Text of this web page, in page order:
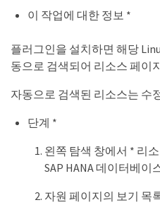
이 작업에 대한 정보 *
플러그인을 설치하면 해당
동으로 검색되어 리소스 페이
자동으로 검색된 리소스는 수
단계 *
왼쪽 탐색 창에서 * 리
SAP HANA 데이터베
자원 페이지의 보기 목